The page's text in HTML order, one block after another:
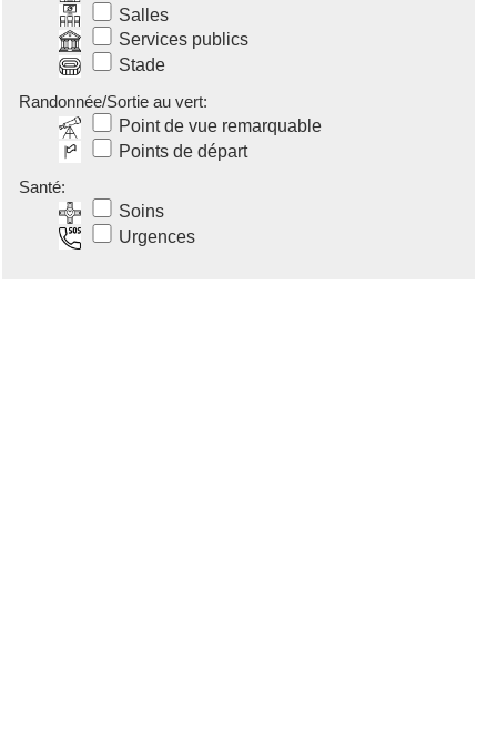
Salles
Services publics
Stade
Randonnée/Sortie au vert:
Point de vue remarquable
Points de départ
Santé:
Soins
Urgences